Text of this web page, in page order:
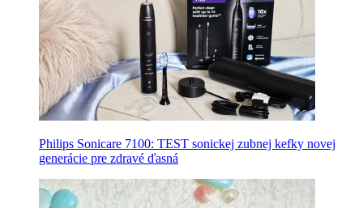
Philips Sonicare 7100: TEST sonickej zubnej kefky novej
generácie pre zdravé ďasná